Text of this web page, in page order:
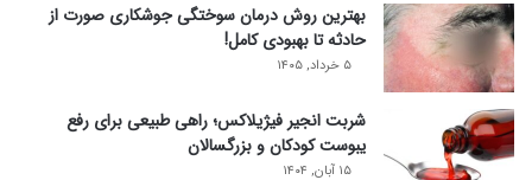
بهترین روش درمان سوختگی جوشکاری صورت از
حادثه تا بهبودی کامل!
۵ خرداد, ۱۴۰۵
شربت انجیر فیژیلاکس؛ راهی طبیعی برای رفع
یبوست کودکان و بزرگسالان
۱۵ آبان, ۱۴۰۴